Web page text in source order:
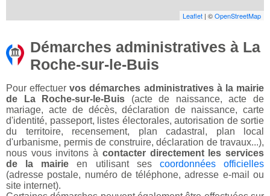
Leaflet | ©OpenStreetMap
Démarches administratives à La
Roche-sur-le-Buis
Pour effectuervos démarches administratives à la mairie
de La Roche-sur-le-Buis (acte de naissance, acte de
mariage, acte de décès, déclaration de naissance, carte
d'identité, passeport, listes électorales, autorisation de sortie
du territoire, recensement, plan cadastral, plan local
d'urbanisme, permis de construire, déclaration de travaux...),
nous vous invitons à contacter directement les services
de la mairie en utilisant ses coordonnées officielles
(adresse postale, numéro de téléphone, adresse e-mail ou
site internet).